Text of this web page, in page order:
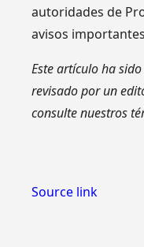
autoridades de
avisos
Este artículo ha
revisado por un
consulte nuestros
Source link